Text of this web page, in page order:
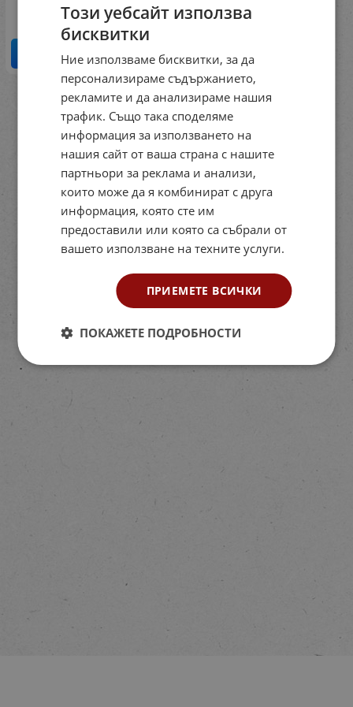
На страница по:
Този уебсайт използва
бисквитки
Ние използваме бисквитки, за да
персонализираме съдържанието,
рекламите и да анализираме нашия
трафик. Също така споделяме
информация за използването на
нашия сайт от ваша страна с нашите
партньори за реклама и анализи,
които може да я комбинират с друга
информация, която сте им
предоставили или която са събрали от
вашето използване на техните услуги.
ПРИЕМЕТЕ ВСИЧКИ
ПОКАЖЕТЕ ПОДРОБНОСТИ